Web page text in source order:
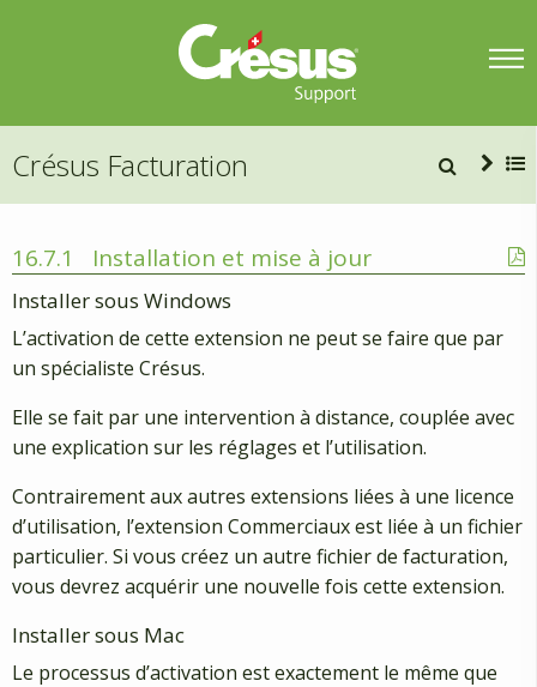
Crésus Facturation
16.7.1 Installation et mise à jour
Installer sous Windows
L’activation de cette extension ne peut se faire que par
un spécialiste Crésus.
Elle se fait par une intervention à distance, couplée avec
une explication sur les réglages et l’utilisation.
Contrairement aux autres extensions liées à une licence
d’utilisation, l’extension Commerciaux est liée à un fichier
particulier. Si vous créez un autre fichier de facturation,
vous devrez acquérir une nouvelle fois cette extension.
Installer sous Mac
Le processus d’activation est exactement le même que